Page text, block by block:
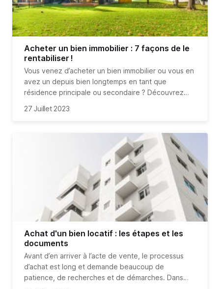
Acheter un bien immobilier : 7 façons de le
rentabiliser !
Vous venez d’acheter un bien immobilier ou vous en
avez un depuis bien longtemps en tant que
résidence principale ou secondaire ? Découvrez
Les 5 premières astuces concernent les biens qui
ensuite 2 solutions pour optimiser l’acquisition de
votre résidence secondaire ou principale, sans
avoir à chambouler votre quotidien pour autant !
27 Juillet 2023
Achat d'un bien locatif : les étapes et les
documents
Avant d’en arriver à l’acte de vente, le processus
d’achat est long et demande beaucoup de
patience, de recherches et de démarches. Dans